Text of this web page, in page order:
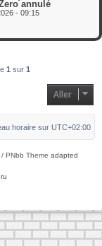
annulé
- 09:15
1 sur 1
Aller
horaire sur UTC+02:00
PNbb Theme adapted